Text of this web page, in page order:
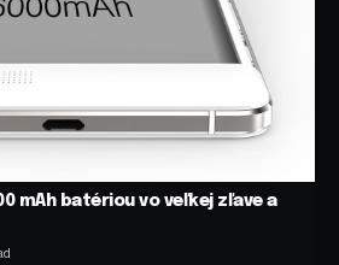
mAh batériou vo veľkej zľave a